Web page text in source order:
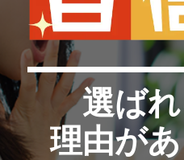
選ば
理由が